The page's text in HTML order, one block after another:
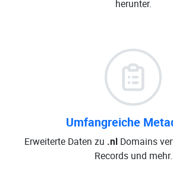
herunter.
Umfangreiche
Erweiterte Daten zu .nl Domains
Records und mehr.